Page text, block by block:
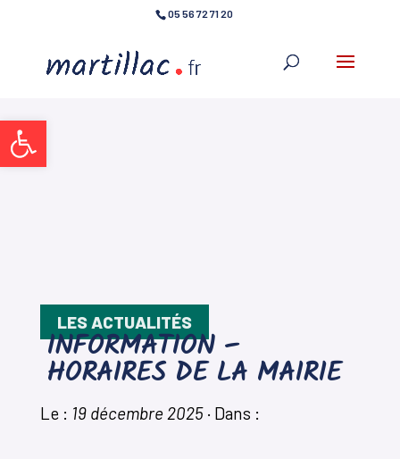
Ouvrir la barre d’outils
05 56 72 71 20
LES ACTUALITÉS
INFORMATION –
HORAIRES DE LA MAIRIE
Le : 19 décembre 2025· Dans :